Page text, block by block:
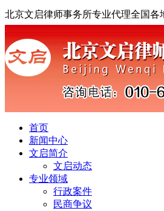
北京文启律师事务所专业代理全国
首页
新闻中心
文启简介
文启动态
专业领域
行政案件
民商争议